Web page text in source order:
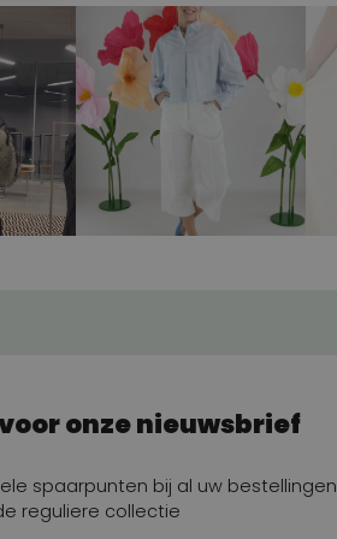
onze nieuwsbrief
spaarpunten bij al uw bestellingen
reguliere collectie